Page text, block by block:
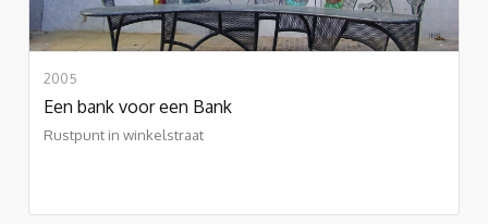
2005
Een bank voor een Bank
Rustpunt in winkelstraat